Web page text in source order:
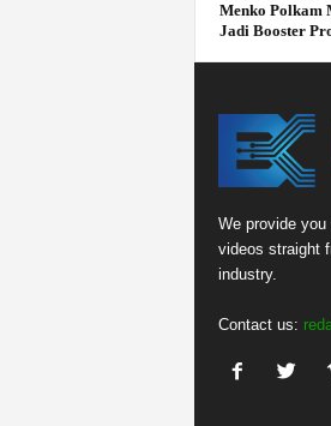
Menko Polkam
Jadi Booster
We provide
videos straight
industry.
Contact us: